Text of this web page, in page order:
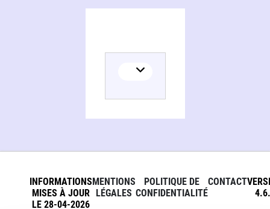
INFORMATIONS
MISES À JOUR
LE 28-04-2026
MENTIONS
LÉGALES
POLITIQUE DE
CONFIDENTIALITÉ
CONTACT